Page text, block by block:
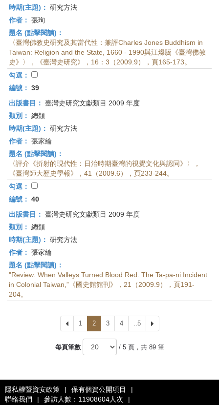
時期(主題)： 研究方法
作者： 張珣
題名 (點擊閱讀)：
〈臺灣佛教史研究及其當代性：兼評Charles Jones Buddhism in
Taiwan: Religion and the State, 1660 - 1990與江燦騰《臺灣佛教
史》〉，《臺灣史研究》，16：3（2009.9），頁165-173。
勾選：
編號： 39
出版書目： 臺灣史研究文獻類目 2009 年度
類別： 總類
時期(主題)： 研究方法
作者： 張家綸
題名 (點擊閱讀)：
〈評介《折射的現代性：日治時期臺灣的視覺文化與認同》〉，
《臺灣師大歷史學報》，41（2009.6），頁233-244。
勾選：
編號： 40
出版書目： 臺灣史研究文獻類目 2009 年度
類別： 總類
時期(主題)： 研究方法
作者： 張家綸
題名 (點擊閱讀)：
"Review: When Valleys Turned Blood Red: The Ta-pa-ni Incident
in Colonial Taiwan,”《國史館館刊》，21（2009.9），頁191-
204。
上
一
1 2 3 4 ..5
下
一
每頁筆數
/ 5 頁，共 89 筆
隱私權暨資安政策 | 保有個資公開項目
|
聯絡我們
| 參訪人數：11908604人次 |